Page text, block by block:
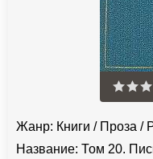
Жанр: Книги / Проза /
Название: Том 20.